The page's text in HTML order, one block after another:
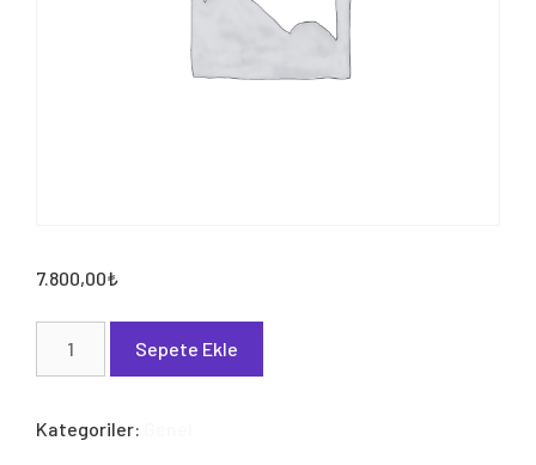
7.800,00₺
TESCİL
TL
Sepete Ekle
Kategoriler: